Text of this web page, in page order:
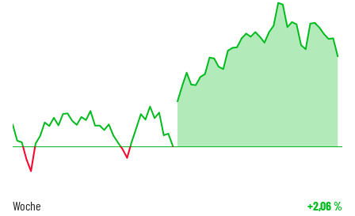
Woche +2,06%